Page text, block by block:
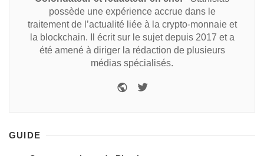
possède une expérience accrue dans le
traitement de l’actualité liée à la crypto-monnaie et
la blockchain. Il écrit sur le sujet depuis 2017 et a
été amené à diriger la rédaction de plusieurs
médias spécialisés.
GUIDE